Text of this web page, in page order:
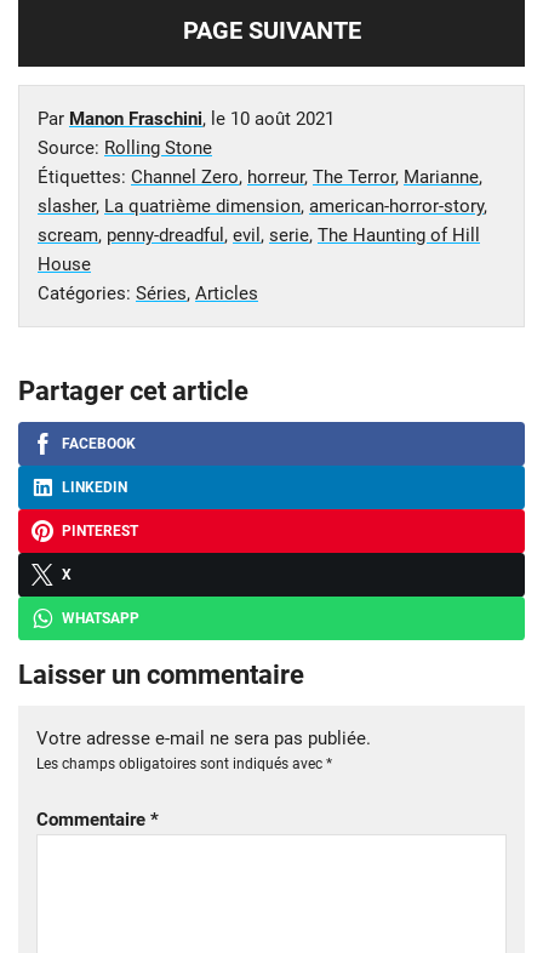
PAGE SUIVANTE
Par Manon Fraschini, le 10 août 2021
Source: Rolling Stone
Étiquettes: Channel Zero, horreur, The Terror, Marianne,
slasher, La quatrième dimension, american-horror-story,
scream, penny-dreadful , evil , serie, The Haunting of Hill
House
Catégories: Séries, Articles
Partager cet article
FACEBOOK
LINKEDIN
PINTEREST
X
WHATSAPP
Laisser un commentaire
Votre adresse e-mail ne sera pas publiée.
Les champs obligatoires sont indiqués avec *
Commentaire *